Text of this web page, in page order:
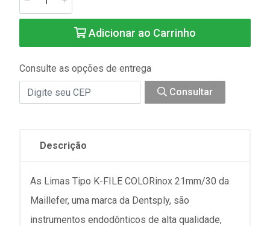
Adicionar ao Carrinho
Consulte as opções de entrega
Consultar
Descrição
As Limas Tipo K-FILE COLORinox 21mm/30 da
Maillefer, uma marca da Dentsply, são
instrumentos endodônticos de alta qualidade,